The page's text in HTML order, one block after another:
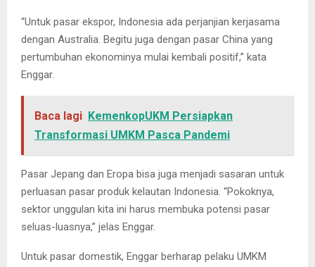
“Untuk pasar ekspor, Indonesia ada perjanjian kerjasama
dengan Australia. Begitu juga dengan pasar China yang
pertumbuhan ekonominya mulai kembali positif,” kata
Enggar.
Baca lagi KemenkopUKM Persiapkan
Transformasi UMKM Pasca Pandemi
Pasar Jepang dan Eropa bisa juga menjadi sasaran untuk
perluasan pasar produk kelautan Indonesia. “Pokoknya,
sektor unggulan kita ini harus membuka potensi pasar
seluas-luasnya,” jelas Enggar.
Untuk pasar domestik, Enggar berharap pelaku UMKM